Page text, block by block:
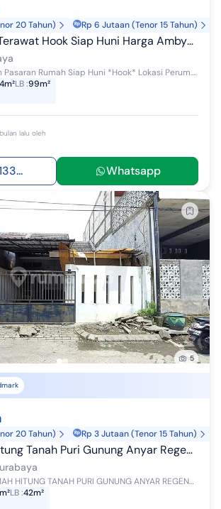
20 Tahun) Rp 6 Jutaan (Tenor 15 Tahun)
Hook Siap Huni Harga Ambyar Huni
Termurah, Dibawah Pasaran Rumah Siap Huni *Hook* Lokasi Perum. Puri Gunung Anyar, UPN Surabaya Luas Tanah 144m² ( 9x16 ) Luas Bangunan 99m² (...
LB:99m²
lalu oleh
Whatsapp
5
20 Tahun) Rp 3 Jutaan (Tenor 15 Tahun)
Tanah Puri Gunung Anyar Regency
axz2525 JUAL RUMAH HITUNG TANAH PURI GUNUNG ANYAR REGENCY Luas Tanah 84m² ( 6x14 ) Luas Bangunan 42m² 1 Lantai, Butuh Renov Kamar Tidur 2 Kamar...
LB:42m²